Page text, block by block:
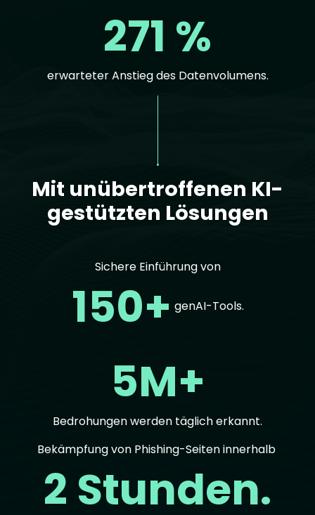
271 %
erwarteter Anstieg des Datenvolumens.
Mit unübertroffenen KI-
gestützten Lösungen
Sichere Einführung von
150+ genAI-Tools.
5M+
Bedrohungen werden täglich erkannt.
Bekämpfung von Phishing-Seiten innerhalb
2 Stunden.